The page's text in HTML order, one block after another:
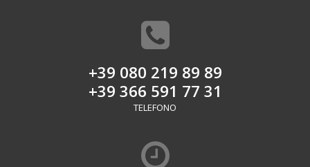
+39 080 219 89 89
+39 366 591 77 31
TELEFONO